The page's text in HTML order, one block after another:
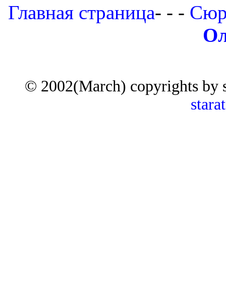
Главная страница- - -
© 2002(March) copyrights